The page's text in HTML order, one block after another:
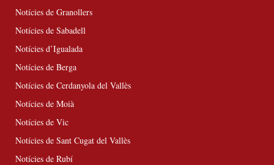
Notícies de Granollers
Notícies de Sabadell
Notícies d’Igualada
Notícies de Berga
Notícies de Cerdanyola del Vallès
Notícies de Moià
Notícies de Vic
Notícies de Sant Cugat del Vallès
Notícies de Rubí